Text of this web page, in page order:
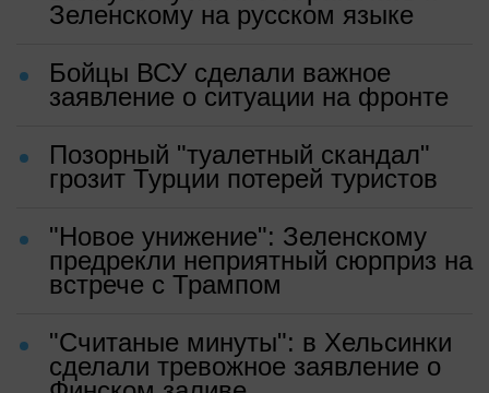
Зеленскому на русском языке
Бойцы ВСУ сделали важное
заявление о ситуации на фронте
Позорный "туалетный скандал"
грозит Турции потерей туристов
"Новое унижение": Зеленскому
предрекли неприятный сюрприз на
встрече с Трампом
"Считаные минуты": в Хельсинки
сделали тревожное заявление о